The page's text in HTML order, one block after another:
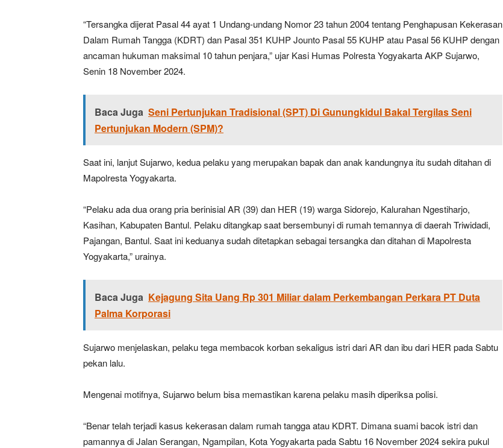
“Tersangka dijerat Pasal 44 ayat 1 Undang-undang Nomor 23 tahun 2004 tentang Penghapusan Kekerasan
Dalam Rumah Tangga (KDRT) dan Pasal 351 KUHP Jounto Pasal 55 KUHP atau Pasal 56 KUHP dengan
ancaman hukuman maksimal 10 tahun penjara,” ujar Kasi Humas Polresta Yogyakarta AKP Sujarwo,
Senin 18 November 2024.
Baca Juga Seni Pertunjukan Tradisional (SPT) Di Gunungkidul Bakal Tergilas Seni
Pertunjukan Modern (SPM)?
Saat ini, lanjut Sujarwo, kedua pelaku yang merupakan bapak dan anak kandungnya itu sudah ditahan di
Mapolresta Yogyakarta.
“Pelaku ada dua orang pria berinisial AR (39) dan HER (19) warga Sidorejo, Kalurahan Ngestiharjo,
Kasihan, Kabupaten Bantul. Pelaku ditangkap saat bersembunyi di rumah temannya di daerah Triwidadi,
Pajangan, Bantul. Saat ini keduanya sudah ditetapkan sebagai tersangka dan ditahan di Mapolresta
Yogyakarta,” urainya.
Baca Juga Kejagung Sita Uang Rp 301 Miliar dalam Perkembangan Perkara PT Duta
Palma Korporasi
Sujarwo menjelaskan, pelaku tega membacok korban sekaligus istri dari AR dan ibu dari HER pada Sabtu
pekan lalu.
Mengenai motifnya, Sujarwo belum bisa memastikan karena pelaku masih diperiksa polisi.
“Benar telah terjadi kasus kekerasan dalam rumah tangga atau KDRT. Dimana suami bacok istri dan
pamannya di Jalan Serangan, Ngampilan, Kota Yogyakarta pada Sabtu 16 November 2024 sekira pukul